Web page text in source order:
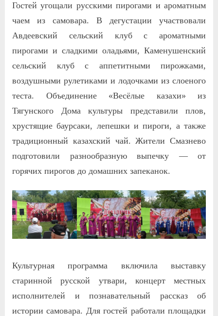
Гостей угощали русскими пирогами и ароматным
чаем из самовара. В дегустации участвовали
Авдеевский сельский клуб с ароматными
пирогами и сладкими оладьями, Каменушенский
сельский клуб с аппетитными пирожками,
воздушными рулетиками и лодочками из слоеного
теста. Объединение «Весёлые казахи» из
Тягунского Дома культуры представили плов,
хрустящие баурсаки, лепешки и пироги, а также
традиционный казахский чай. Жители Смазнево
подготовили разнообразную выпечку — от
горячих пирогов до домашних запеканок.
Культурная программа включила выставку
старинной русской утвари, концерт местных
исполнителей и познавательный рассказ об
истории самовара. Для гостей работали площадки